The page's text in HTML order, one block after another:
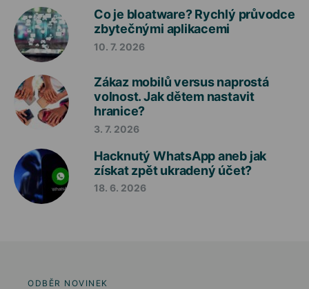
Co je bloatware? Rychlý průvodce
zbytečnými aplikacemi
10. 7. 2026
Zákaz mobilů versus naprostá
volnost. Jak dětem nastavit
hranice?
3. 7. 2026
Hacknutý WhatsApp aneb jak
získat zpět ukradený účet?
18. 6. 2026
ODBĚR NOVINEK